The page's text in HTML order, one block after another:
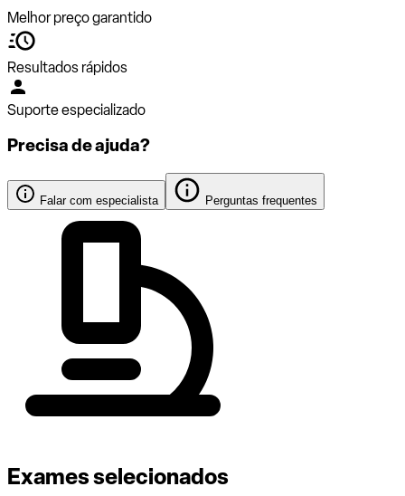
Melhor preço garantido
Resultados rápidos
Suporte especializado
Precisa de ajuda?
Falar com especialista Perguntas frequentes
Exames selecionados